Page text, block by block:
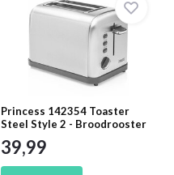
Princess 142354 Toaster
Steel Style 2 - Broodrooster
39,99